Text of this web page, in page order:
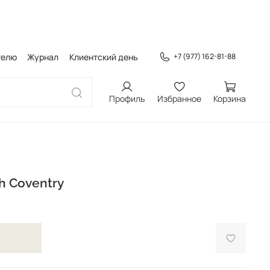
Журнал Клиентский день +7 (977) 162-81-88
Профиль Избранное Корзина
Coventry